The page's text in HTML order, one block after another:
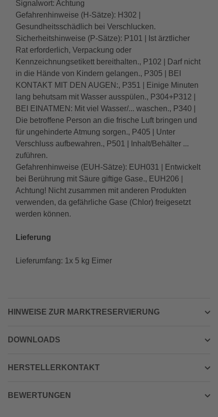
Signalwort: Achtung
Gefahrenhinweise (H-Sätze): H302 |
Gesundheitsschädlich bei Verschlucken.
Sicherheitshinweise (P-Sätze): P101 | Ist ärztlicher
Rat erforderlich, Verpackung oder
Kennzeichnungsetikett bereithalten., P102 | Darf nicht
in die Hände von Kindern gelangen., P305 | BEI
KONTAKT MIT DEN AUGEN:, P351 | Einige Minuten
lang behutsam mit Wasser ausspülen., P304+P312 |
BEI EINATMEN: Mit viel Wasser/... waschen., P340 |
Die betroffene Person an die frische Luft bringen und
für ungehinderte Atmung sorgen., P405 | Unter
Verschluss aufbewahren., P501 | Inhalt/Behälter ...
zuführen.
Gefahrenhinweise (EUH-Sätze): EUH031 | Entwickelt
bei Berührung mit Säure giftige Gase., EUH206 |
Achtung! Nicht zusammen mit anderen Produkten
verwenden, da gefährliche Gase (Chlor) freigesetzt
werden können.
Lieferung
Lieferumfang: 1x 5 kg Eimer
HINWEISE ZUR MARKTRESERVIERUNG
DOWNLOADS
HERSTELLERKONTAKT
BEWERTUNGEN